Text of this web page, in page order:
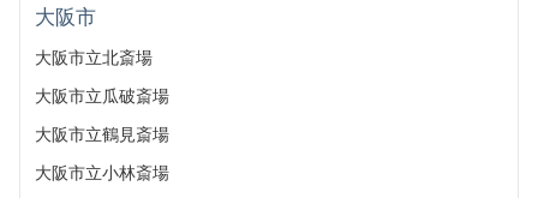
大阪市
大阪市立北斎場
大阪市立瓜破斎場
大阪市立鶴見斎場
大阪市立小林斎場